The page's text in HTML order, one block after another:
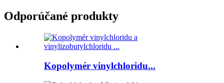
Odporúčané produkty
Kopolymér vinylchloridu...